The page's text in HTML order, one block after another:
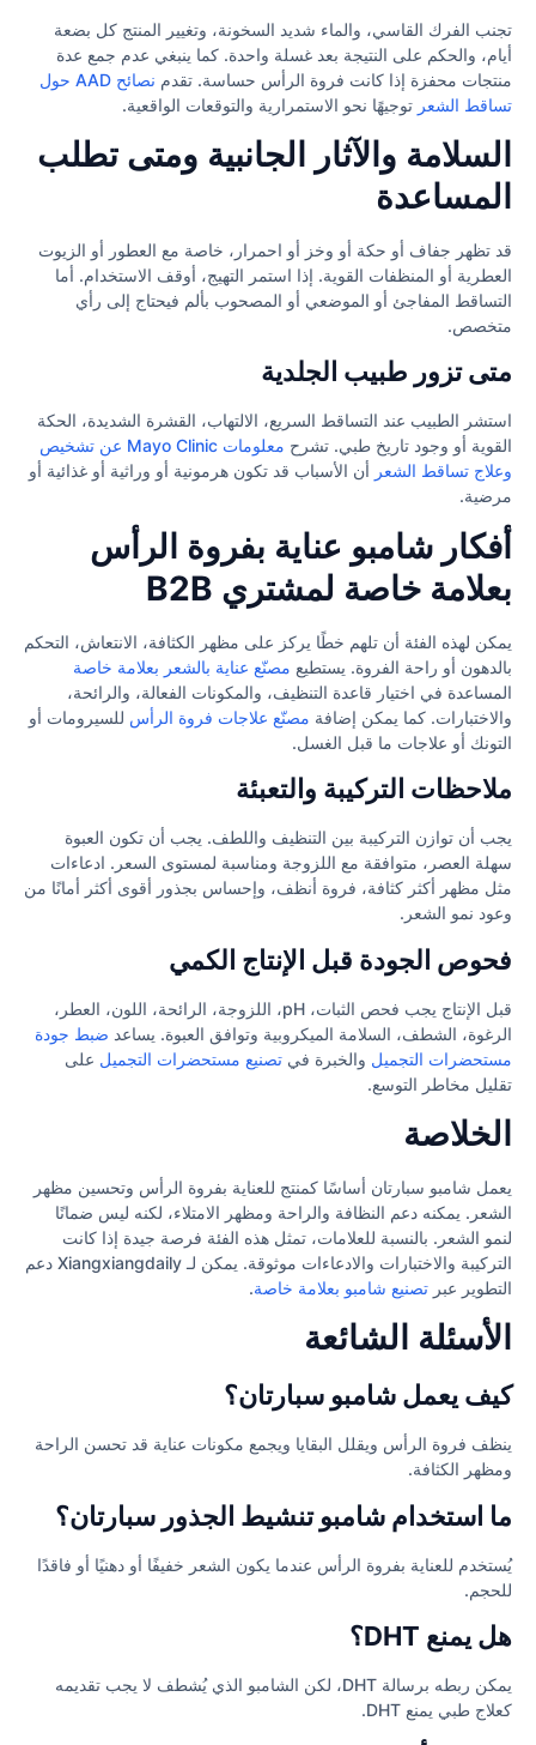
تجنب الفرك القاسي، والماء شديد السخونة، وتغيير المنتج كل بضعة
أيام، والحكم على النتيجة بعد غسلة واحدة. كما ينبغي عدم جمع عدة
منتجات محفزة إذا كانت فروة الرأس حساسة. تقدم
نصائح AAD حول
تساقط الشعر توجيهًا نحو الاستمرارية والتوقعات الواقعية.
السلامة والآثار الجانبية ومتى تطلب
المساعدة
قد تظهر جفاف أو حكة أو وخز أو احمرار، خاصة مع العطور أو الزيوت
العطرية أو المنظفات القوية. إذا استمر التهيج، أوقف الاستخدام. أما
التساقط المفاجئ أو الموضعي أو المصحوب بألم فيحتاج إلى رأي
متخصص.
متى تزور طبيب الجلدية
استشر الطبيب عند التساقط السريع، الالتهاب، القشرة الشديدة، الحكة
القوية أو وجود تاريخ طبي. تشرح
معلومات Mayo Clinic عن تشخيص
وعلاج تساقط الشعر أن الأسباب قد تكون هرمونية أو وراثية أو غذائية أو
مرضية.
أفكار شامبو عناية بفروة الرأس
بعلامة خاصة لمشتري B2B
يمكن لهذه الفئة أن تلهم خطًا يركز على مظهر الكثافة، الانتعاش، التحكم
بالدهون أو راحة الفروة. يستطيع مصنّع عناية بالشعر بعلامة خاصة
المساعدة في اختيار قاعدة التنظيف، والمكونات الفعالة، والرائحة،
والاختبارات. كما يمكن إضافة مصنّع علاجات فروة الرأس للسيرومات أو
التونك أو علاجات ما قبل الغسل.
ملاحظات التركيبة والتعبئة
يجب أن توازن التركيبة بين التنظيف واللطف. يجب أن تكون العبوة
سهلة العصر، متوافقة مع اللزوجة ومناسبة لمستوى السعر. ادعاءات
مثل مظهر أكثر كثافة، فروة أنظف، وإحساس بجذور أقوى أكثر أمانًا من
وعود نمو الشعر.
فحوص الجودة قبل الإنتاج الكمي
قبل الإنتاج يجب فحص الثبات، pH، اللزوجة، الرائحة، اللون، العطر،
الرغوة، الشطف، السلامة الميكروبية وتوافق العبوة. يساعد ضبط جودة
مستحضرات التجميل والخبرة في تصنيع مستحضرات التجميل على
تقليل مخاطر التوسع.
الخلاصة
يعمل شامبو سبارتان أساسًا كمنتج للعناية بفروة الرأس وتحسين مظهر
الشعر. يمكنه دعم النظافة والراحة ومظهر الامتلاء، لكنه ليس ضمانًا
لنمو الشعر. بالنسبة للعلامات، تمثل هذه الفئة فرصة جيدة إذا كانت
التركيبة والاختبارات والادعاءات موثوقة. يمكن لـ Xiangxiangdaily دعم
التطوير عبر تصنيع شامبو بعلامة خاصة.
الأسئلة الشائعة
كيف يعمل شامبو سبارتان؟
ينظف فروة الرأس ويقلل البقايا ويجمع مكونات عناية قد تحسن الراحة
ومظهر الكثافة.
ما استخدام شامبو تنشيط الجذور سبارتان؟
يُستخدم للعناية بفروة الرأس عندما يكون الشعر خفيفًا أو دهنيًا أو فاقدًا
للحجم.
هل يمنع DHT؟
يمكن ربطه برسالة DHT، لكن الشامبو الذي يُشطف لا يجب تقديمه
كعلاج طبي يمنع DHT.